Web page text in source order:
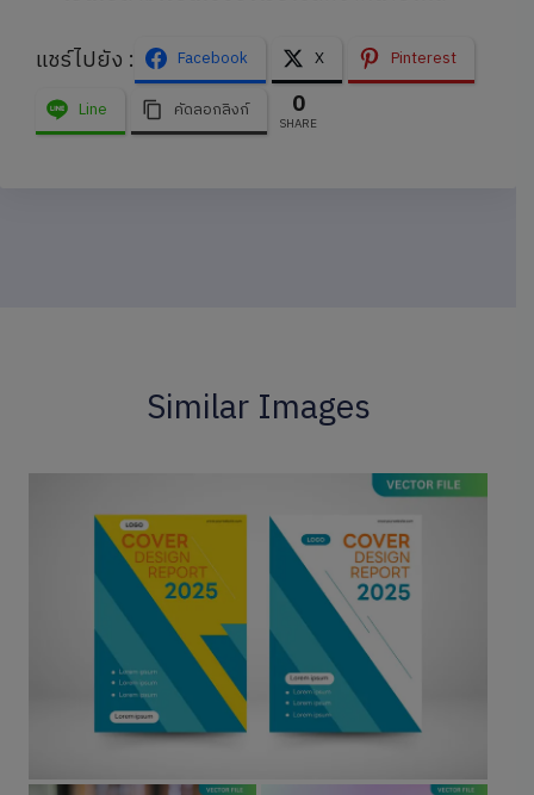
แชร์ไปยัง :
Facebook X
Pinterest
Line
คัดลอกลิงก์ 0
SHARE
Similar Images